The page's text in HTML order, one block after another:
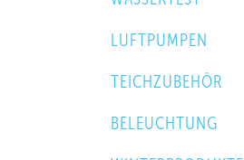
LUFTPUMPEN
TEICHZUBEHÖR
BELEUCHTUNG